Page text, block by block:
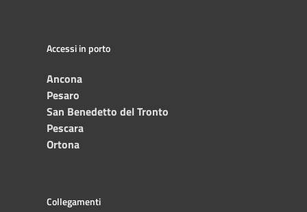
Accessi in porto
Ancona
Pesaro
San Benedetto del Tronto
Pescara
Ortona
Collegamenti